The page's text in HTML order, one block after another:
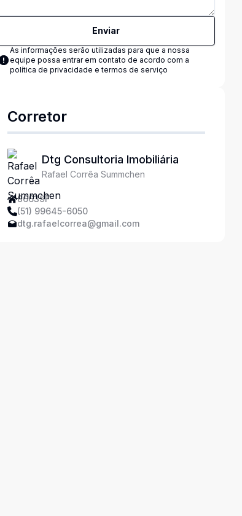
Enviar
As informações serão utilizadas para que a nossa
equipe possa entrar em contato de acordo com a
política de privacidade e termos de serviço
Corretor
Dtg Consultoria Imobiliária
Rafael Corrêa Summchen
86639F
(51) 99645-6050
dtg.rafaelcorrea@gmail.com